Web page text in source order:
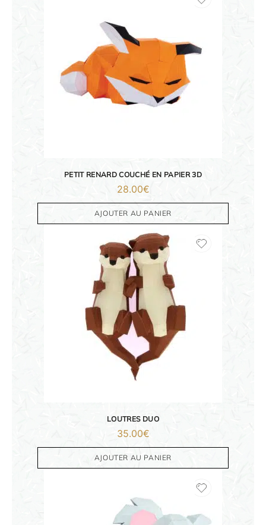
PETIT RENARD COUCHÉ EN PAPIER 3D
28.00€
AJOUTER AU PANIER
LOUTRES DUO
35.00€
AJOUTER AU PANIER